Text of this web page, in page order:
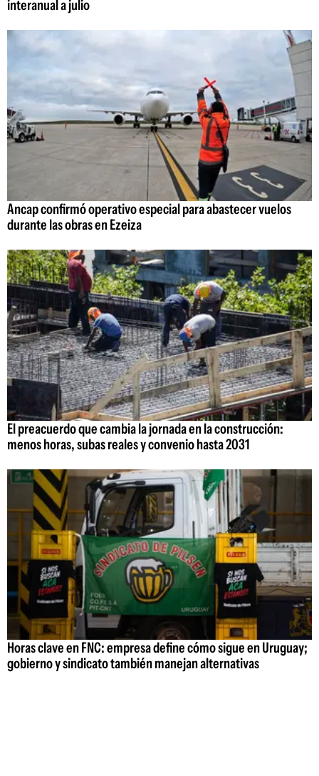
interanual a julio
Ancap confirmó operativo especial para abastecer vuelos
durante las obras en Ezeiza
El preacuerdo que cambia la jornada en la construcción:
menos horas, subas reales y convenio hasta 2031
Horas clave en FNC: empresa define cómo sigue en Uruguay;
gobierno y sindicato también manejan alternativas